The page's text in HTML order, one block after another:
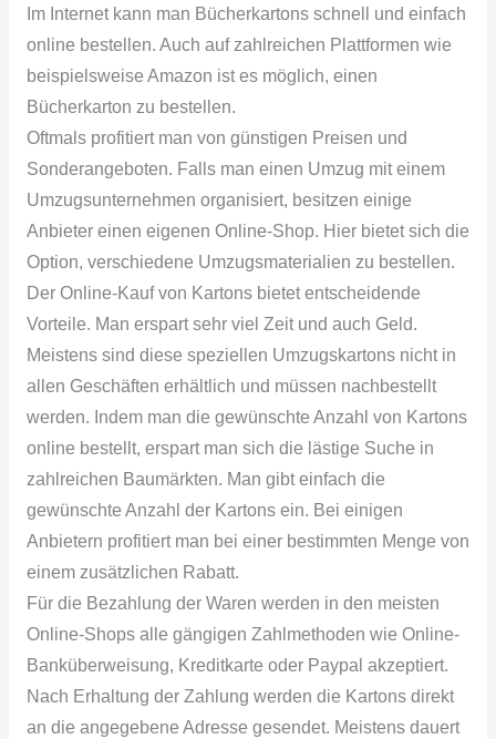
Im Internet kann man Bücherkartons schnell und einfach
online bestellen. Auch auf zahlreichen Plattformen wie
beispielsweise Amazon ist es möglich, einen
Bücherkarton zu bestellen.
Oftmals profitiert man von günstigen Preisen und
Sonderangeboten. Falls man einen Umzug mit einem
Umzugsunternehmen organisiert, besitzen einige
Anbieter einen eigenen Online-Shop. Hier bietet sich die
Option, verschiedene Umzugsmaterialien zu bestellen.
Der Online-Kauf von Kartons bietet entscheidende
Vorteile. Man erspart sehr viel Zeit und auch Geld.
Meistens sind diese speziellen Umzugskartons nicht in
allen Geschäften erhältlich und müssen nachbestellt
werden. Indem man die gewünschte Anzahl von Kartons
online bestellt, erspart man sich die lästige Suche in
zahlreichen Baumärkten. Man gibt einfach die
gewünschte Anzahl der Kartons ein. Bei einigen
Anbietern profitiert man bei einer bestimmten Menge von
einem zusätzlichen Rabatt.
Für die Bezahlung der Waren werden in den meisten
Online-Shops alle gängigen Zahlmethoden wie Online-
Banküberweisung, Kreditkarte oder Paypal akzeptiert.
Nach Erhaltung der Zahlung werden die Kartons direkt
an die angegebene Adresse gesendet. Meistens dauert